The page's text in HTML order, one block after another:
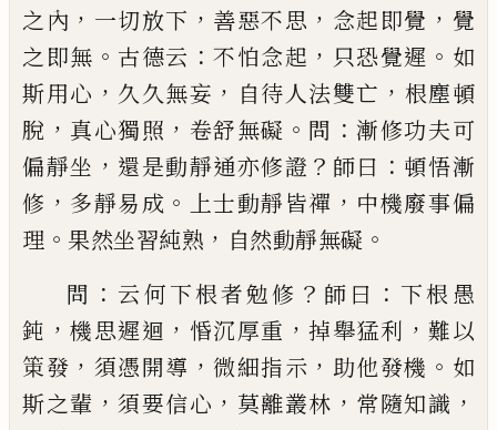
之內 ， 一切放下 ， 善惡不思 ， 念起即覺 ， 覺
之即無 。 古德云 ：不怕念起 ， 只恐覺遲 。 如
斯用心 ， 久久無妄 ， 自待人法雙亡 ， 根塵頓
脫 ， 真心獨照 ， 卷舒無礙 。 問 ：漸修功夫可
偏靜坐 ， 還是動靜通亦修證 ？ 師曰 ： 頓悟漸
修 ， 多靜易成 。 上士動靜皆禪 ， 中機廢事偏
理 。 果然坐習純熟 ， 自然動靜無礙 。
問 ： 云何下根者勉修 ？ 師曰 ： 下根愚
鈍 ，機思遲迴 ， 惛沉厚重 ，掉舉猛利 ，難以
䇿發 ， 須憑開導 ， 微細指示 ， 助他發機 。 如
斯之輩 ， 須要信心 ， 莫離叢林 ， 常隨知識 ，